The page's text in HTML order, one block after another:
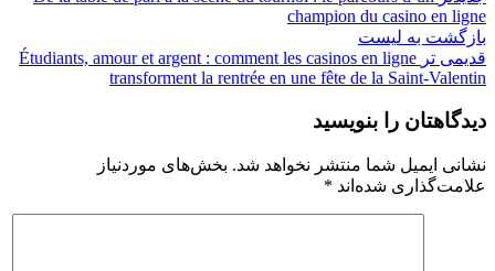
champion du casino en ligne
بازگشت به لیست
قدیمی تر Étudiants, amour et argent : comment les casinos en ligne
transforment la rentrée en une fête de la Saint‑Valentin
دیدگاهتان را بنویسید
نشانی ایمیل شما منتشر نخواهد شد. بخش‌های موردنیاز
علامت‌گذاری شده‌اند *